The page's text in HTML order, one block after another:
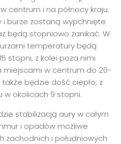
centrum i na północy kraju.
burze zostaną wypchnięte
będą stopniowo zanikać. W
temperatury będą
stopni, z kolei poza nimi
miejscami w centrum do 20-
będzie dość ciepło, z
w okolicach 9 stopni.
stabilizacją aury w całym
i opadów możliwe
zachodnich i południowych